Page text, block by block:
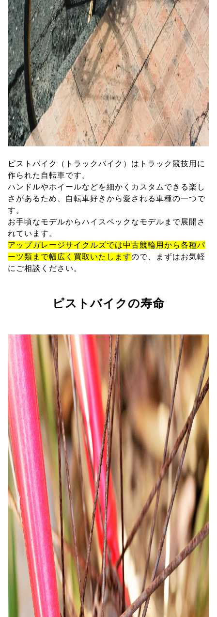
ピストバイク（トラックバイク）はトラック競技用に
作られた自転車です。
ハンドルやホイールなどを細かくカスタムできる楽し
さがあるため、自転車好きから愛される車種の一つで
す。
お手頃なモデルからハイスペックなモデルまで展開さ
れています。
アップガレージサイクルズでは中古競輪用から各種パ
ーツ類まで幅広く買取いたしますので、まずはお気軽
にご相談ください。
ピストバイクの寿命